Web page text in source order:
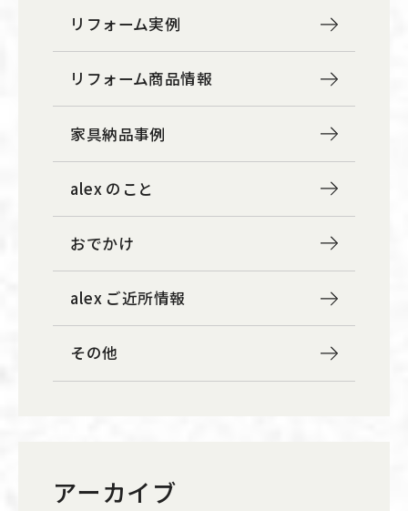
リフォーム実例
リフォーム商品情報
家具納品事例
alex のこと
おでかけ
alex ご近所情報
その他
アーカイブ